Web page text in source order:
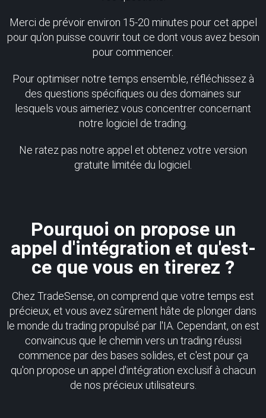
Merci de prévoir environ 15-20 minutes pour cet appel
pour qu'on puisse couvrir tout ce dont vous avez besoin
pour commencer.
Pour optimiser notre temps ensemble, réfléchissez à
des questions spécifiques ou des domaines sur
lesquels vous aimeriez vous concentrer concernant
notre logiciel de trading.
Ne ratez pas notre appel et obtenez votre version
gratuite limitée du logiciel.
Pourquoi on propose un
appel d'intégration et qu'est-
ce que vous en tirerez ?
Chez TradeSense, on comprend que votre temps est
précieux, et vous avez sûrement hâte de plonger dans
le monde du trading propulsé par l'IA. Cependant, on est
convaincus que le chemin vers un trading réussi
commence par des bases solides, et c'est pour ça
qu'on propose un appel d'intégration exclusif à chacun
de nos précieux utilisateurs.